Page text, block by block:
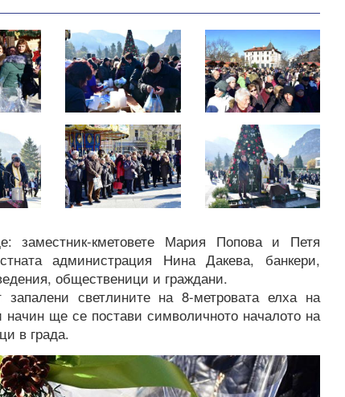
заместник-кметовете Мария Попова и Петя
администрация Нина Дакева, банкери,
общественици и граждани.
светлините на 8-метровата елха на
ще се постави символичното началото на
в града.